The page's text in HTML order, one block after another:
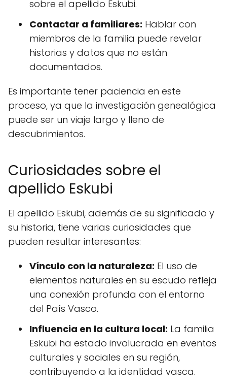
sobre el apellido Eskubi.
Contactar a familiares: Hablar con
miembros de la familia puede revelar
historias y datos que no están
documentados.
Es importante tener paciencia en este
proceso, ya que la investigación genealógica
puede ser un viaje largo y lleno de
descubrimientos.
Curiosidades sobre el
apellido Eskubi
El apellido Eskubi, además de su significado y
su historia, tiene varias curiosidades que
pueden resultar interesantes:
Vínculo con la naturaleza: El uso de
elementos naturales en su escudo refleja
una conexión profunda con el entorno
del País Vasco.
Influencia en la cultura local: La familia
Eskubi ha estado involucrada en eventos
culturales y sociales en su región,
contribuyendo a la identidad vasca.